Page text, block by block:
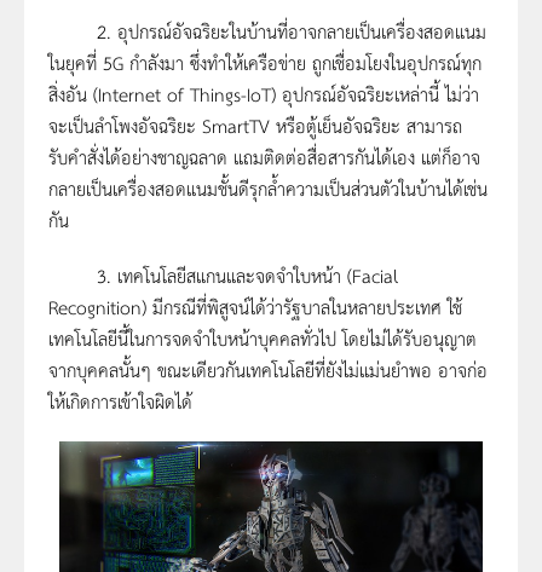
2. อุปกรณ์อัจฉริยะในบ้านที่อาจกลายเป็นเครื่องสอดแนม
ในยุคที่ 5G กำลังมา ซึ่งทำให้เครือข่าย ถูกเชื่อมโยงในอุปกรณ์ทุก
สิ่งอัน (Internet of Things-IoT) อุปกรณ์อัจฉริยะเหล่านี้ ไม่ว่า
จะเป็นลำโพงอัจฉริยะ SmartTV หรือตู้เย็นอัจฉริยะ สามารถ
รับคำสั่งได้อย่างชาญฉลาด แถมติดต่อสื่อสารกันได้เอง แต่ก็อาจ
กลายเป็นเครื่องสอดแนมชั้นดีรุกล้ำความเป็นส่วนตัวในบ้านได้เช่น
กัน
3. เทคโนโลยีสแกนและจดจำใบหน้า (Facial
Recognition) มีกรณีที่พิสูจน์ได้ว่ารัฐบาลในหลายประเทศ ใช้
เทคโนโลยีนี้ในการจดจำใบหน้าบุคคลทั่วไป โดยไม่ได้รับอนุญาต
จากบุคคลนั้นๆ ขณะเดียวกันเทคโนโลยีที่ยังไม่แม่นยำพอ อาจก่อ
ให้เกิดการเข้าใจผิดได้